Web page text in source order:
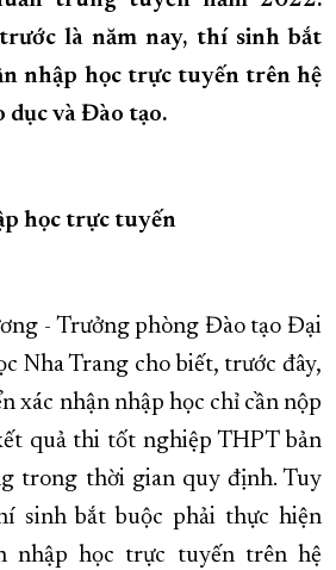
VÀ PHÁT TRIỂN TỈNH KHÁNH HÒA
là năm nay, thí sinh bắt
nhập học trực tuyến trên hệ
dục và Đào tạo.
học trực tuyến
- Trưởng phòng Đào tạo Đại
Nha Trang cho biết, trước đây,
xác nhận nhập học chỉ cần nộp
quả thi tốt nghiệp THPT bản
trong thời gian quy định. Tuy
sinh bắt buộc phải thực hiện
nhập học trực tuyến trên hệ